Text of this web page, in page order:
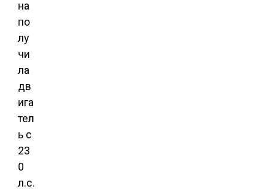
на
по
лу
чи
ла
дв
ига
тел
ь с
23
0
л.с.